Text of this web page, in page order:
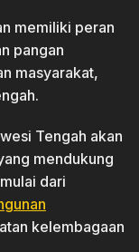
memiliki peran
pangan
masyarakat,
Tengah akan
mendukung
dari
kelembagaan